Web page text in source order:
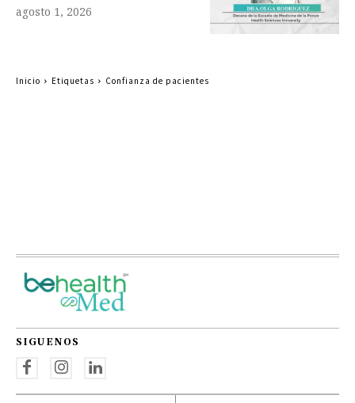
agosto 1, 2026
Inicio Etiquetas Confianza de pacientes
SIGUENOS